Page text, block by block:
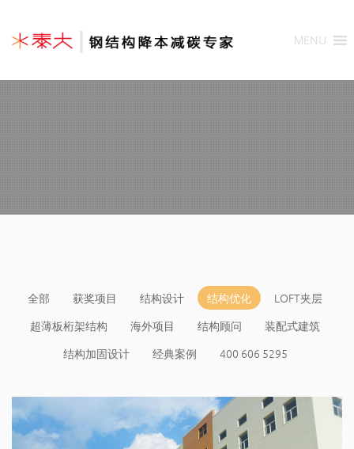
MENU
全部 获奖项目 结构设计 结构优化
LOFT夹层
超薄板桁架结构
海外项目 结构顾问
装配式建筑
结构加固设计
经典案例 400 606 5295